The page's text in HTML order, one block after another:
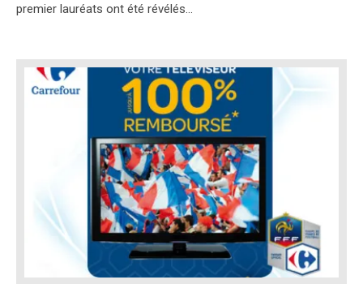
premier lauréats ont été révélés...